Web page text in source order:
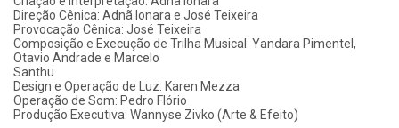
Direção Cênica: Adnã Ionara e José Teixeira
Provocação Cênica: José Teixeira
Composição e Execução de Trilha Musical: Yandara Pimentel,
Otavio Andrade e Marcelo
Santhu
Design e Operação de Luz: Karen Mezza
Operação de Som: Pedro Flório
Produção Executiva: Wannyse Zivko (Arte & Efeito)